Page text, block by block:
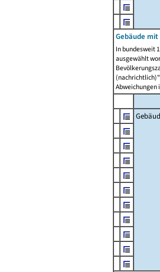
Gebäude
In bundesweit
ausgewählt
Abweichungen